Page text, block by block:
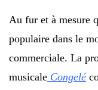
Au fur et à mesure
populaire dans le
commerciale. La
musicale Congelé